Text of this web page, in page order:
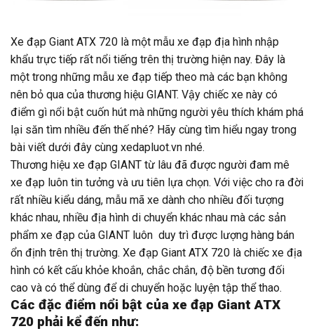
Xe đạp Giant ATX 720 là một mẫu xe đạp địa hình nhập
khẩu trực tiếp rất nổi tiếng trên thị trường hiện nay. Đây là
một trong những mẫu xe đạp tiếp theo mà các bạn không
nên bỏ qua của thương hiệu GIANT. Vậy chiếc xe này có
điểm gì nổi bật cuốn hút mà những người yêu thích khám phá
lại săn tìm nhiều đến thế nhé? Hãy cùng tìm hiểu ngay trong
bài viết dưới đây cùng xedapluot.vn nhé.
Thương hiệu xe đạp GIANT từ lâu đã được người đam mê
xe đạp luôn tin tưởng và ưu tiên lựa chọn. Với việc cho ra đời
rất nhiều kiểu dáng, mẫu mã xe dành cho nhiều đối tượng
khác nhau, nhiều địa hình di chuyển khác nhau mà các sản
phẩm xe đạp của GIANT luôn duy trì được lượng hàng bán
ổn định trên thị trường. Xe đạp Giant ATX 720 là chiếc xe địa
hình có kết cấu khỏe khoắn, chắc chắn, độ bền tương đối
cao và có thể dùng để di chuyển hoặc luyện tập thể thao.
Các đặc điểm nổi bật của xe đạp Giant ATX
720 phải kể đến như: